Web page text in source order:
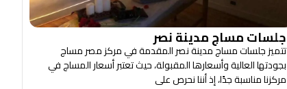
جلسات مساج مدينة نصر
تتميز جلسات مساج مدينة نصر المقدمة في مركز مصر مساج
بجودتها العالية وأسعارها المقبولة، حيث تعتبر أسعار المساج في
مركزنا مناسبة جدًا، إذ أننا نحرص على